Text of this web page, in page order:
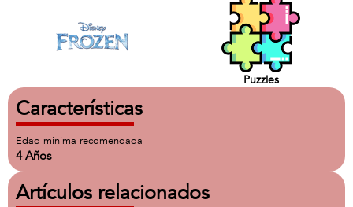
Puzzles
Características
Edad minima recomendada
4 Años
Artículos relacionados